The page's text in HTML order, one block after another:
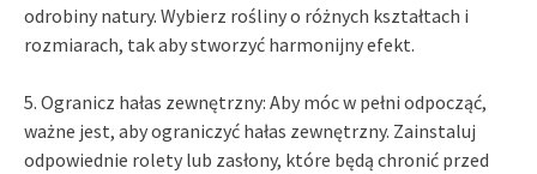
odrobiny natury. Wybierz rośliny o różnych kształtach i
rozmiarach, tak aby stworzyć harmonijny efekt.
5. Ogranicz hałas zewnętrzny: Aby móc w pełni odpocząć,
ważne jest, aby ograniczyć hałas zewnętrzny. Zainstaluj
odpowiednie rolety lub zasłony, które będą chronić przed